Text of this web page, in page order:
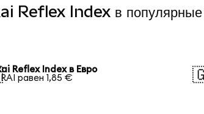
Reflex Index в
Reflex Index в Евро
RAI равен 1,85 €